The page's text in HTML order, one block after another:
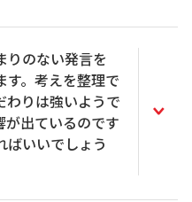
りのない発言を
す。考えを整理で
わりは強いようで
が出ているのです
ばいいでしょう